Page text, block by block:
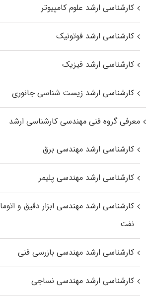
کارشناسی ارشد علوم کامپیوتر
کارشناسی ارشد فوتونیک
کارشناسی ارشد فیزیک
کارشناسی ارشد زیست‌ شناسی جانوری
معرفی گروه فنی مهندسی کارشناسی ارشد
کارشناسی ارشد مهندسی برق
کارشناسی ارشد مهندسی پلیمر
کارشناسی ارشد مهندسی ابزار دقیق و
نفت
کارشناسی ارشد مهندسی بازرسی فنی
کارشناسی ارشد مهندسی نساجی